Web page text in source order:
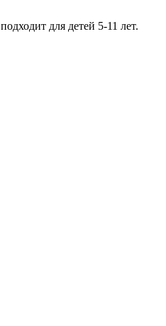
подходит для детей 5-11 лет.